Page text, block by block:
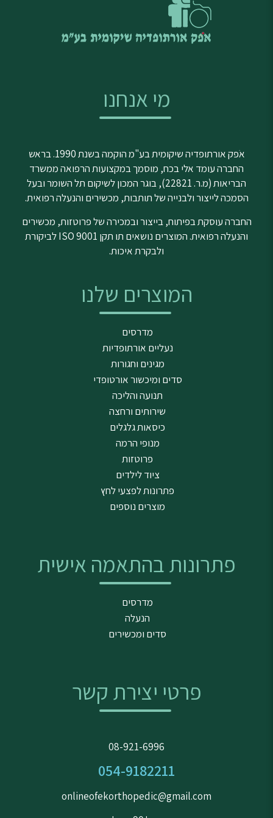
מי אנחנו
אֹפק אורתופדיה שיקומית בע"מ הוקמה בשנת 1990. בראש
החברה עומד אלי בכח, מוסמך במקצועות הרפואה ממשרד
הבריאות (מ.ר. 22821), בוגר המכון לשיקום תל השומר ובעל
הסמכה לייצור ולבנייה של תותבות, מכשירים והנעלה רפואית.
החברה עוסקת בפיתוח, בייצור ובמכירה של פרוטזות, מכשירים
והנעלה רפואית. המוצרים נושאים תו תקן ISO 9001 לביקורת
ולבקרת איכות.
המוצרים שלנו
מדרסים
נעליים אורתופדיות
מגינים וחגורות
סדים ומיכשור אורטופדי
תנועה והליכה
שירותים ורחצה
כיסאות גלגלים
מנופי הרמה
פרוטזות
ציוד לילדים
פתרונות לפצעי לחץ
מוצרים נוספים
פתרונות בהתאמה אישית
מדרסים
הנעלה
סדים ומכשירים
פרטי יצירת קשר
08-921-6996
054-9182211
onlineofekorthopedic@gmail.com